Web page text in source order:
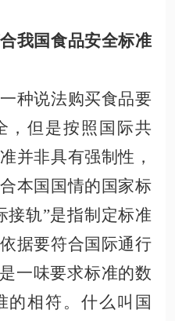
我国食品安全标准
种说法购买食品要
，但是按照国际共
并非具有强制性，
本国国情的国家标
接轨”是指制定标准
据要符合国际通行
一味要求标准的数
的相符。什么叫国